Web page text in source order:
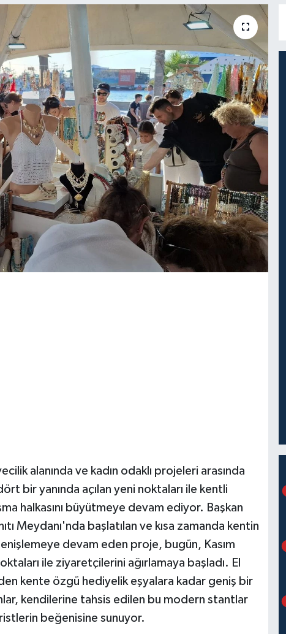
alanında ve kadın odaklı projeleri arasında
bir yanında açılan yeni noktaları ile kentli
halkasını büyütmeye devam ediyor. Başkan
Meydanı'nda başlatılan ve kısa zamanda kentin
devam eden proje, bugün, Kasım
ile ziyaretçilerini ağırlamaya başladı. El
kente özgü hediyelik eşyalara kadar geniş bir
kendilerine tahsis edilen bu modern stantlar
beğenisine sunuyor.